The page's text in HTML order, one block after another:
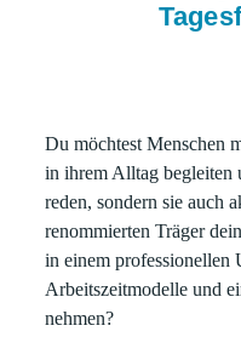
Du möchtest Menschen
in ihrem Alltag
reden, sondern sie auch
renommierten Träger
in einem professionellen
Arbeitszeitmodelle und
nehmen?